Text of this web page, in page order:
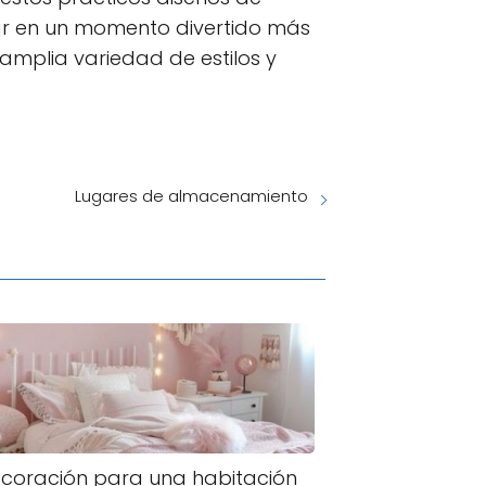
en un momento divertido más
variedad de estilos y
Lugares de almacenamiento
para una habitación